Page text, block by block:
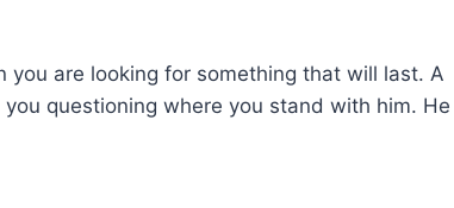
you are looking for something that will last. A
questioning where you stand with him. He